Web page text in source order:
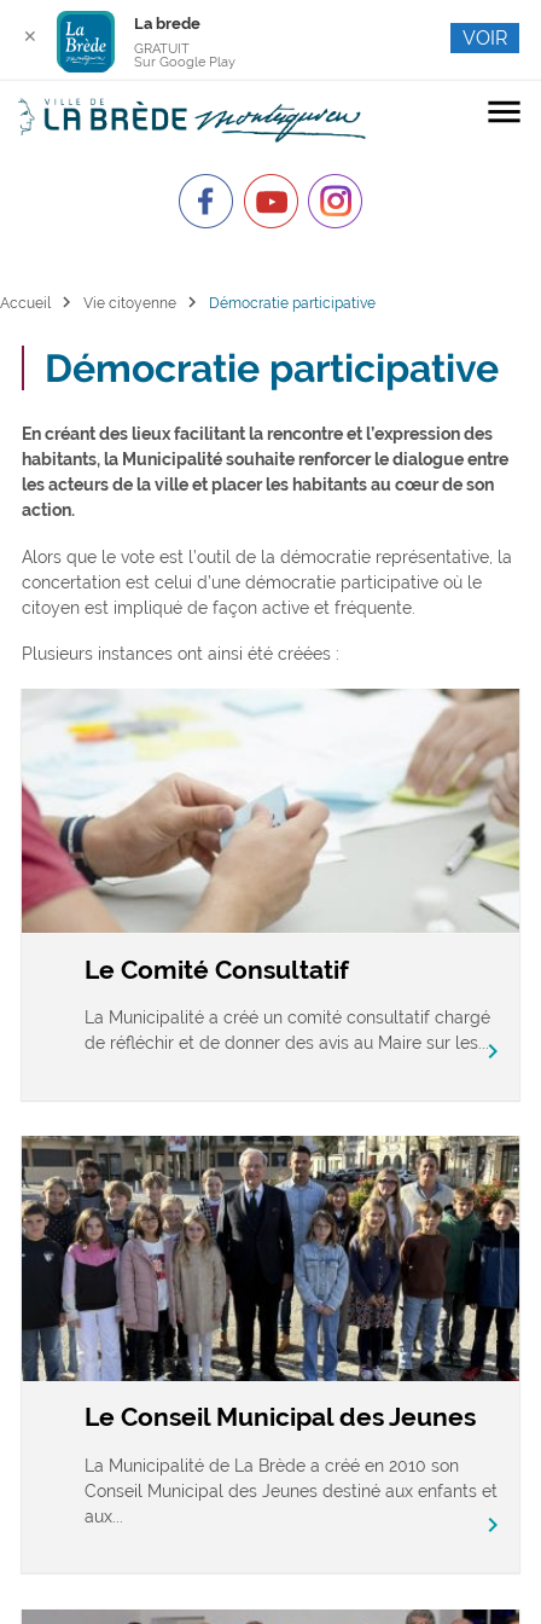
menu
Accueil chevron_right Vie citoyenne chevron_right Démocratie participative
Démocratie participative
En créant des lieux facilitant la rencontre et l’expression des
habitants, la Municipalité souhaite renforcer le dialogue entre
les acteurs de la ville et placer les habitants au cœur de son
action.
Alors que le vote est l’outil de la démocratie représentative, la
concertation est celui d’une démocratie participative où le
citoyen est impliqué de façon active et fréquente.
Plusieurs instances ont ainsi été créées :
Le Comité Consultatif
La Municipalité a créé un comité consultatif chargé
de réfléchir et de donner des avis au Maire sur les...chevron_right
Le Conseil Municipal des Jeunes
La Municipalité de La Brède a créé en 2010 son
Conseil Municipal des Jeunes destiné aux enfants et
aux...
chevron_right
✕
La brede
GRATUIT
Sur Google Play
VOIR